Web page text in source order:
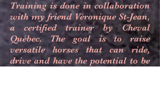
Training is done in collaboration
with my friend Véronique St-Jean,
a certified trainer by Cheval
Québec. The goal is to raise
versatile horses that can ride,
drive and have the potential to be